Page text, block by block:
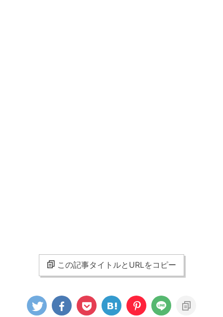
この記事タイトルとURLをコピー